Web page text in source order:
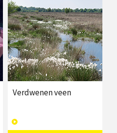
€ 65.00 / €
90.00
sep.
Op locatie
Verdwenen veen